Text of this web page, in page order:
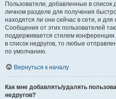
Пользователи, добавленные в список
личном разделе для получения
находятся ли они сейчас в сети, и
Сообщения от этих пользователей
поддерживается стилем
в список недругов, то любые
по умолчанию.
Вернуться к началу
Как мне добавлять/удалять
недругов?